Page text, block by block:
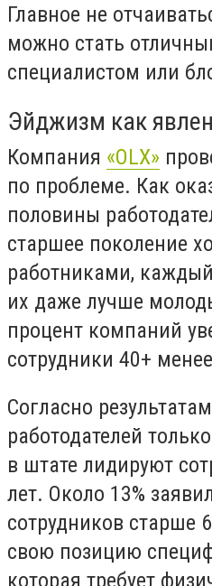
Главное не
можно стать
cпециалистом или
Эйджизм как
Компания «ОLX»
по проблеме. Как
половины
старшее поколение
работниками,
их даже лучше
процент компаний
сотрудники 40+
Согласно
работодателей
в штате лидируют
лет. Около 13%
сотрудников старше
свою позицию
которая требует